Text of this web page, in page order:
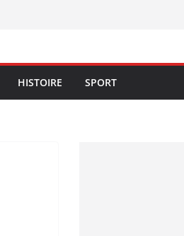
HISTOIRE SPORT